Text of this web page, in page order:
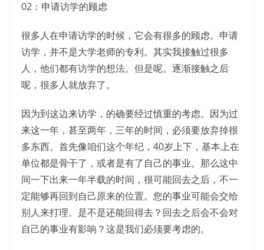
02：申请访学的顾虑
很多人在申请访学的时候，它会有很多的顾虑。申请
访学，并不是大学老师的专利。其实我接触过很多
人，他们都有访学的想法。但是呢。逐渐接触之后
呢，很多人就放弃了。
因为到这边来访学，的确要经过慎重的考虑。因为过
来这一年，甚至两年，三年的时间，必须要放弃掉很
多东西。首先像咱们这个年纪，40岁上下，基本上在
单位都是骨干了，或者是有了自己的事业。那么这中
间一下出来一年半载的时间，很可能回去之后，不一
定能够再回到自己原来的位置。您的事业可能会交给
别人来打理。是不是还能回得去？回去之后会不会对
自己的事业有影响？这是我们必须要考虑的。